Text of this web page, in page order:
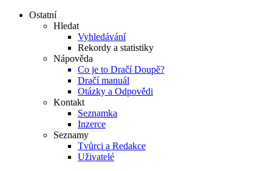
Ostatní
Hledat
Vyhledávání
Rekordy a statistiky
Nápověda
Co je to Dračí Doupě?
Dračí manuál
Otázky a Odpovědi
Kontakt
Seznamka
Inzerce
Seznamy
Tvůrci a Redakce
Uživatelé